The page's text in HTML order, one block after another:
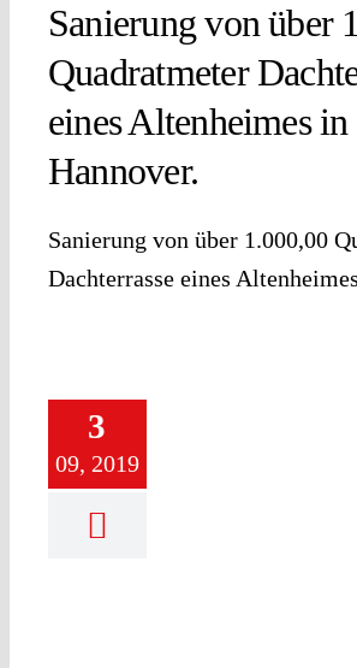
Sanierung von über
Quadratmeter
eines Altenheimes in
Hannover.
Sanierung von über 1.000,00
Dachterrasse eines
3
09, 2019